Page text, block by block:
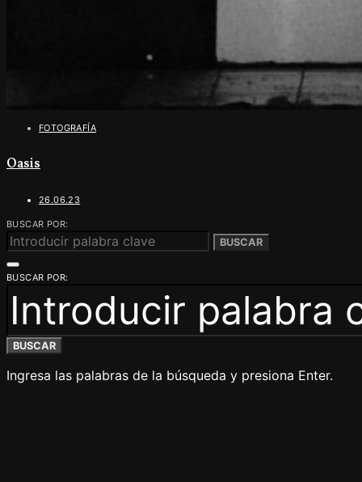
FOTOGRAFÍA
Oasis
26.06.23
BUSCAR POR:
BUSCAR
BUSCAR POR:
BUSCAR
Ingresa las palabras de la búsqueda y presiona Enter.